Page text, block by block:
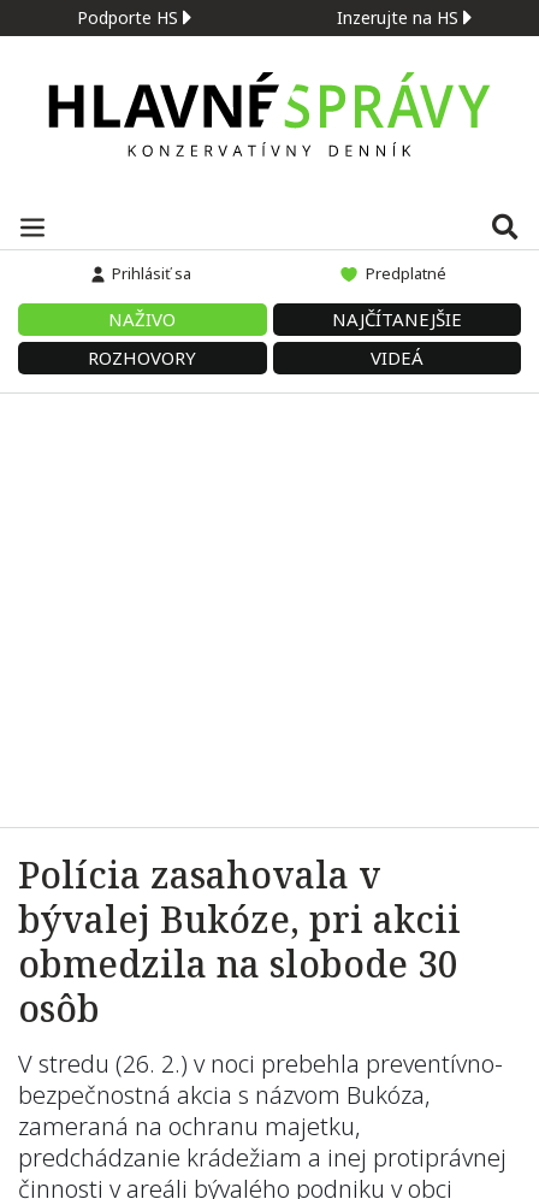
Podporte HS Inzerujte na HS
Prihlásiť sa Predplatné
NAŽIVO
NAJČÍTANEJŠIE
ROZHOVORY
VIDEÁ
Polícia zasahovala v
bývalej Bukóze, pri akcii
obmedzila na slobode 30
osôb
V stredu (26. 2.) v noci prebehla preventívno-
bezpečnostná akcia s názvom Bukóza,
zameraná na ochranu majetku,
predchádzanie krádežiam a inej protiprávnej
činnosti v areáli bývalého podniku v obci